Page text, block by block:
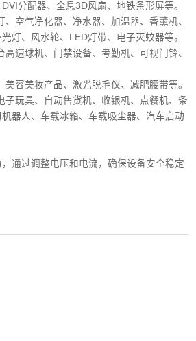
分配器、全息3D风扇、地铁条形屏等。
、空气净化器、净水器、加温器、香薰机、
灯、风水轮、LED灯带、电子灭蚊器等。
高速球机、门禁设备、考勤机、可视门铃、
美容美妆产品、激光脱毛仪、减肥腰带等。
子玩具、自动售货机、收银机、点餐机、条
器人、车载冰箱、车载吸尘器、汽车启动
通过调整电压和电流，确保设备安全稳定